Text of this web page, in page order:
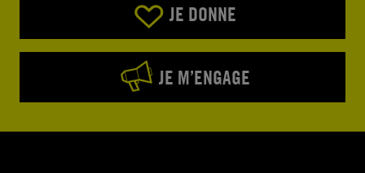
JE DONNE
JE M’ENGAGE